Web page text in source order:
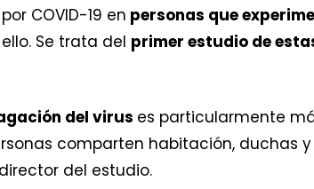
COVID-19 en personas que
Se trata del primer estudio de
del virus es particularmente
comparten habitación, duchas
del estudio.